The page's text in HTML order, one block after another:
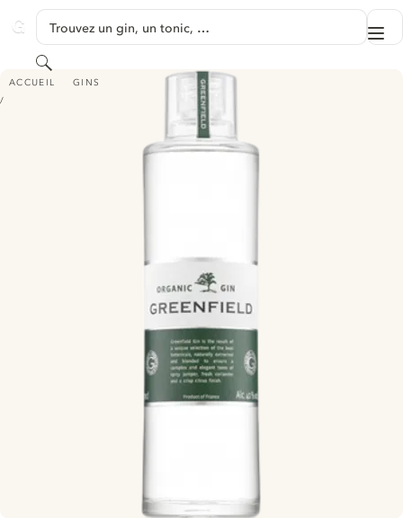
GINVENTORY
Trouvez un gin, un tonic, …
Rechercher
ACCUEIL GINS
GREENFIELD ORGANIC GIN